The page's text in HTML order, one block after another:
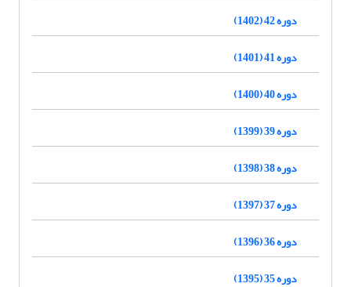
دوره 42 (1402)
دوره 41 (1401)
دوره 40 (1400)
دوره 39 (1399)
دوره 38 (1398)
دوره 37 (1397)
دوره 36 (1396)
دوره 35 (1395)